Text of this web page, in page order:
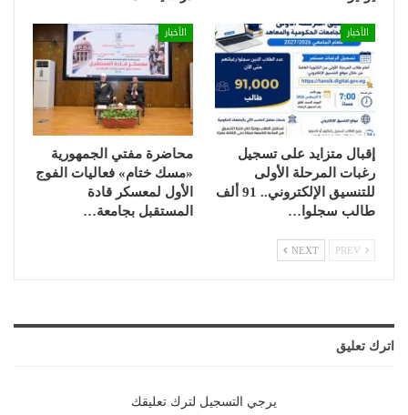
الأخبار
إقبال متزايد على تسجيل
رغبات المرحلة الأولى
للتنسيق الإلكتروني.. 91 ألف
طالب سجلوا…
الأخبار
محاضرة مفتي الجمهورية
«مسك ختام» فعاليات الفوج
الأول لمعسكر قادة
المستقبل بجامعة…
NEXT
اترك تعليق
يرجي التسجيل لترك تعليقك